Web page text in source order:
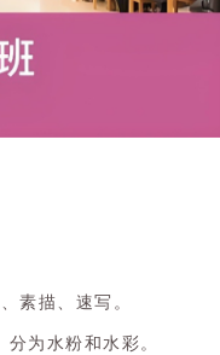
素描、速写。
为水粉和水彩。